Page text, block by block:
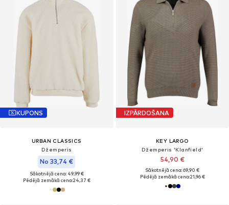
KUPONS
URBAN CLASSICS
Džemperis
No 33,74 €
Sākotnējā cena: 49,99 €
Pēdējā zemākā cena:24,37 €
IZPĀRDOŠANA
KEY LARGO
Džemperis 'Klanfield'
54,90 €
Sākotnējā cena: 69,90 €
Pēdējā zemākā cena:21,96 €